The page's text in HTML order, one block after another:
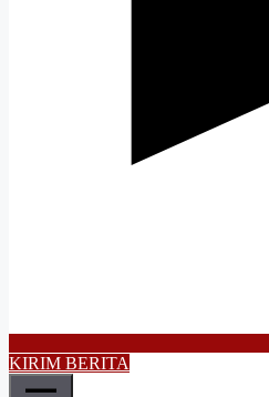
KIRIM BERITA